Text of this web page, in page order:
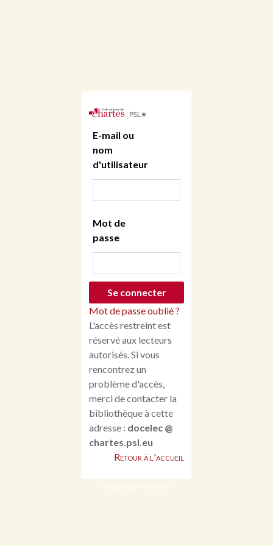
E-mail ou
nom
d'utilisateur
Mot de
passe
Mot de passe oublié ?
L'accès restreint est
réservé aux lecteurs
autorisés. Si vous
rencontrez un
problème d'accès,
merci de contacter la
bibliothèque à cette
adresse : docelec @
chartes.psl.eu
Retour à l'accueil
Propulsé par Omeka S